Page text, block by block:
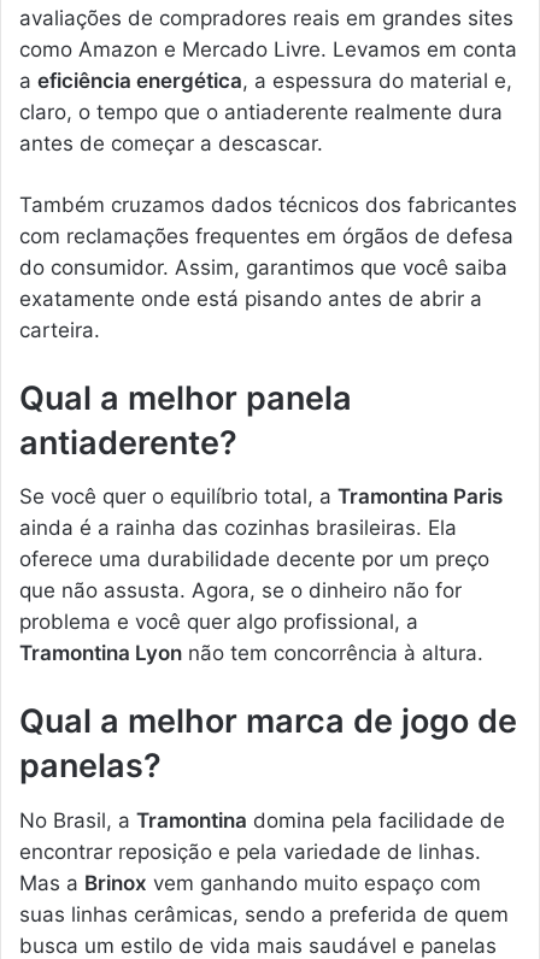
avaliações de compradores reais em grandes sites
como Amazon e Mercado Livre. Levamos em conta
a eficiência energética, a espessura do material e,
claro, o tempo que o antiaderente realmente dura
antes de começar a descascar.
Também cruzamos dados técnicos dos fabricantes
com reclamações frequentes em órgãos de defesa
do consumidor. Assim, garantimos que você saiba
exatamente onde está pisando antes de abrir a
carteira.
Qual a melhor panela
antiaderente?
Se você quer o equilíbrio total, a Tramontina Paris
ainda é a rainha das cozinhas brasileiras. Ela
oferece uma durabilidade decente por um preço
que não assusta. Agora, se o dinheiro não for
problema e você quer algo profissional, a
Tramontina Lyon não tem concorrência à altura.
Qual a melhor marca de jogo de
panelas?
No Brasil, a Tramontina domina pela facilidade de
encontrar reposição e pela variedade de linhas.
Mas a Brinox vem ganhando muito espaço com
suas linhas cerâmicas, sendo a preferida de quem
busca um estilo de vida mais saudável e panelas